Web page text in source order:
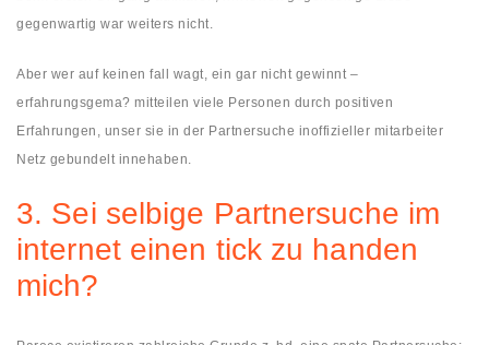
gegenwartig war weiters nicht.
Aber wer auf keinen fall wagt, ein gar nicht gewinnt –
erfahrungsgema? mitteilen viele Personen durch positiven
Erfahrungen, unser sie in der Partnersuche inoffizieller mitarbeiter
Netz gebundelt innehaben.
3. Sei selbige Partnersuche im
internet einen tick zu handen
mich?